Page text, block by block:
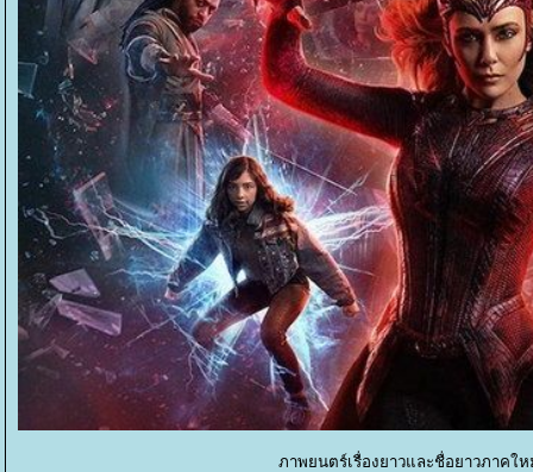
ภาพยนตร์เรื่องยาวและชื่อยาวภาคใ